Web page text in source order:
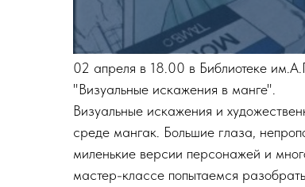
02 апреля в 18.00 в Библиотеке
"Визуальные искажения в манге".
Визуальные искажения и
среде мангак. Большие глаза,
миленькие версии персонажей и
мастер-классе попытаемся